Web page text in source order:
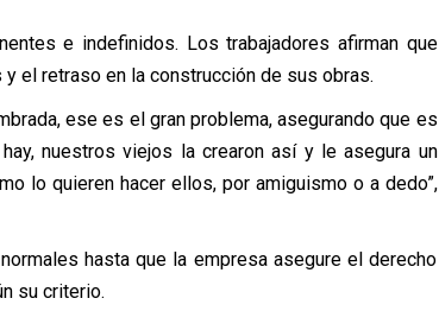
e indefinidos. Los trabajadores afirman que
el retraso en la construcción de sus obras.
ese es el gran problema, asegurando que es
nuestros viejos la crearon así y le asegura un
lo quieren hacer ellos, por amiguismo o a dedo”,
hasta que la empresa asegure el derecho
su criterio.